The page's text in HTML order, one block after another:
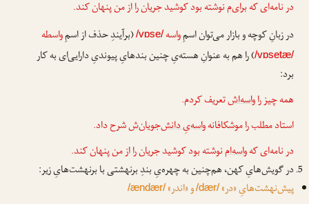
در نامه‌ای کهبرای‌منوشته بود کوشید جریان را از من پنهان کند.
در زبانِ کوچه و بازار می‌توان اسمِواسه/vɒse/(برآیندِ حذف از اسمِواسطه
/vɒsetæ/) را هم به عنوانِ هسته‌یِ چنین بندهایِ پیوندیِ دارایی‌ای به کار
برد:
همه چیز راواسه‌اشتعریف کردم.
استاد مطلب را موشکافانهواسه‌یِ دانش‌جویان‌ششرح داد.
در نامه‌ای کهواسه‌امنوشته بود کوشید جریان را از من پنهان کند.
در گویش‌هایِ کهن، هم‌چنین به چهره‌یِ بندِ برنهشتی با برنهشت‌هایِ زیر:
پیش‌نهشت‌هایِ «در»/dær/و «اندر»/ændær/